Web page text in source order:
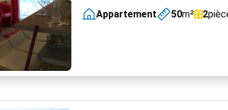
Appartement
50m² 2